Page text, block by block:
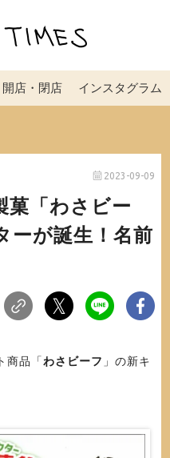
開店・閉店 インスタグラム
2023-09-09
菓「わさビー
ーが誕生！名前
商品「わさビーフ 」の新キ